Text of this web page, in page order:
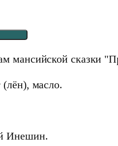
мансийской сказки
масло.
Инешин.